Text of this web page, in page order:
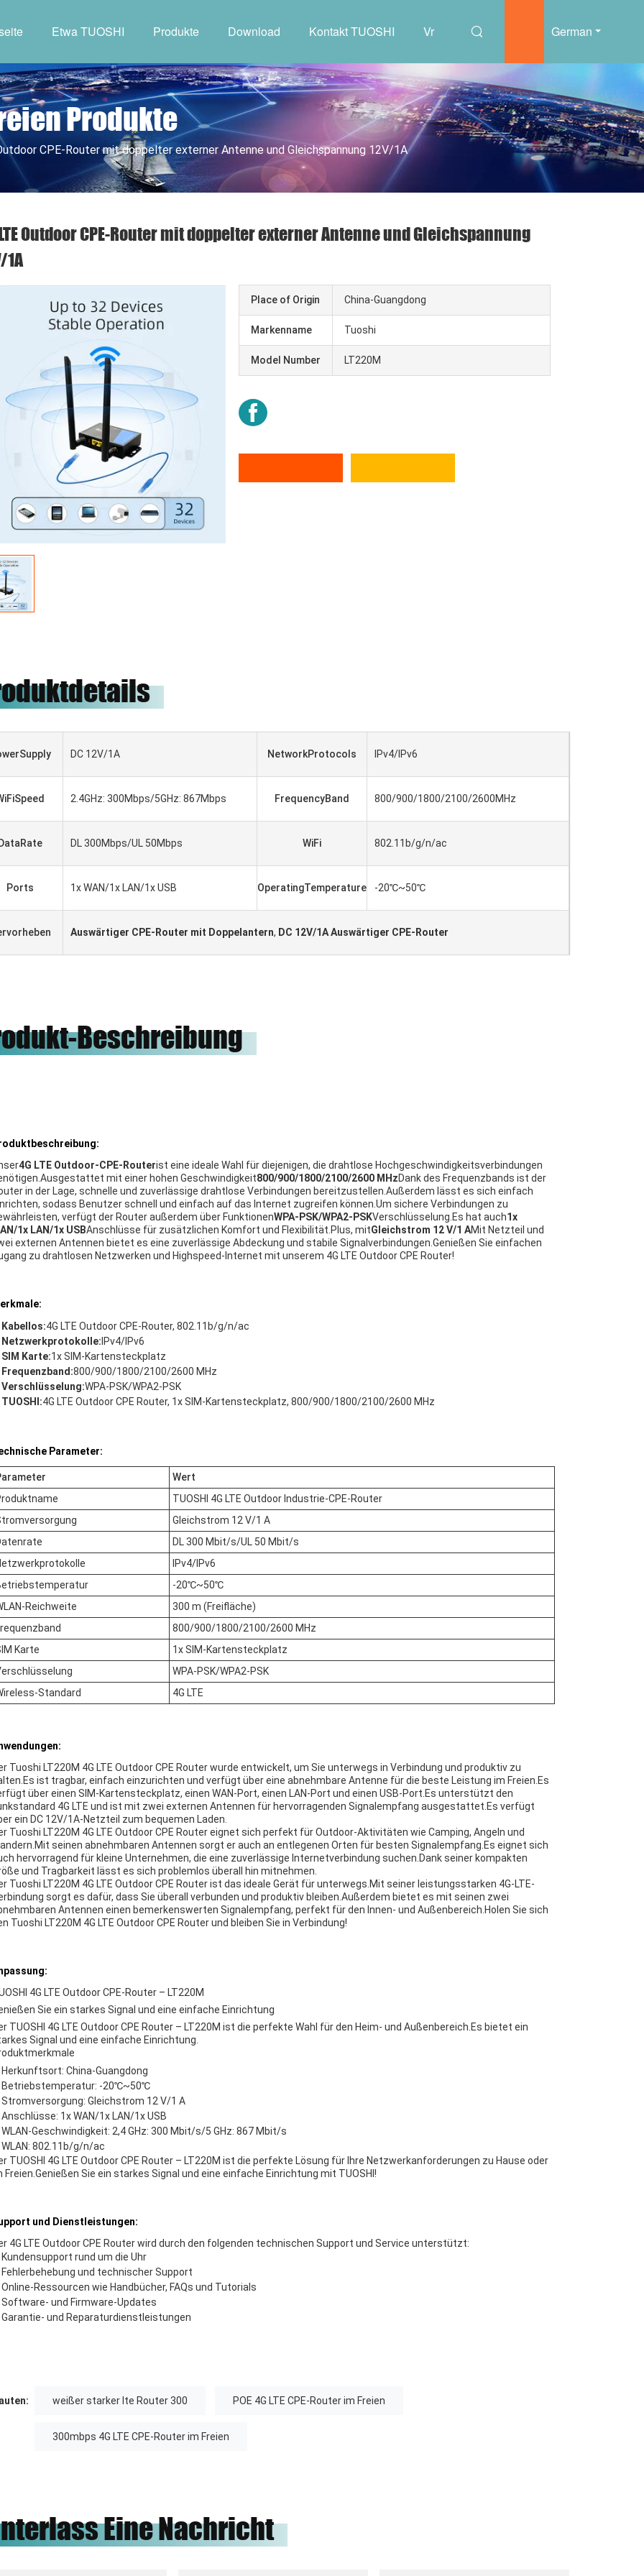
German
Etwa TUOSHI Produkte Download Kontakt TUOSHI Vr
Produkte
CPE-Router mit doppelter externer Antenne und Gleichspannung 12V/1A
Gabriel Haddad
mit zusammen für 5 Jahre, sie
Outdoor CPE-Router mit doppelter externer Antenne und Gleichspannung
1A
Place of Origin China-Guangdong
Markenname Tuoshi
Model Number LT220M
DC 12V/1A NetworkProtocols IPv4/IPv6
2.4GHz: 300Mbps/5GHz: 867Mbps FrequencyBand 800/900/1800/2100/2600MHz
DataRate DL 300Mbps/UL 50Mbps WiFi 802.11b/g/n/ac
Ports 1x WAN/1x LAN/1x USB OperatingTemperature -20℃~50℃
Auswärtiger CPE-Router mit Doppelantern, DC 12V/1A Auswärtiger CPE-Router
Beschreibung
4G LTE Outdoor-CPE-Routerist eine ideale Wahl für diejenigen, die drahtlose Hochgeschwindigkeitsverbindungen
mit einer hohen Geschwindigkeit800/900/1800/2100/2600 MHzDank des Frequenzbands ist der
in der Lage, schnelle und zuverlässige drahtlose Verbindungen bereitzustellen.Außerdem lässt es sich einfach
sodass Benutzer schnell und einfach auf das Internet zugreifen können.Um sichere Verbindungen zu
verfügt der Router außerdem über FunktionenWPA-PSK/WPA2-PSKVerschlüsselung.Es hat auch1x
1x LAN/1x USBAnschlüsse für zusätzlichen Komfort und Flexibilität.Plus, mitGleichstrom 12 V/1 AMit Netzteil und
externen Antennen bietet es eine zuverlässige Abdeckung und stabile Signalverbindungen.Genießen Sie einfachen
zu drahtlosen Netzwerken und Highspeed-Internet mit unserem 4G LTE Outdoor CPE Router!
Kabellos:4G LTE Outdoor CPE-Router, 802.11b/g/n/ac
Netzwerkprotokolle: IPv4/IPv6
SIM Karte:1x SIM-Kartensteckplatz
Frequenzband:800/900/1800/2100/2600 MHz
Verschlüsselung:WPA-PSK/WPA2-PSK
TUOSHI:4G LTE Outdoor CPE Router, 1x SIM-Kartensteckplatz, 800/900/1800/2100/2600 MHz
Parameter:
Wert
TUOSHI 4G LTE Outdoor Industrie-CPE-Router
Gleichstrom 12 V/1 A
DL 300 Mbit/s/UL 50 Mbit/s
IPv4/IPv6
-20℃~50℃
Reichweite
300 m (Freifläche)
800/900/1800/2100/2600 MHz
Karte
1x SIM-Kartensteckplatz
WPA-PSK/WPA2-PSK
Standard
4G LTE
Tuoshi LT220M 4G LTE Outdoor CPE Router wurde entwickelt, um Sie unterwegs in Verbindung und produktiv zu
ist tragbar, einfach einzurichten und verfügt über eine abnehmbare Antenne für die beste Leistung im Freien.Es
über einen SIM-Kartensteckplatz, einen WAN-Port, einen LAN-Port und einen USB-Port.Es unterstützt den
4G LTE und ist mit zwei externen Antennen für hervorragenden Signalempfang ausgestattet.Es verfügt
ein DC 12V/1A-Netzteil zum bequemen Laden.
Tuoshi LT220M 4G LTE Outdoor CPE Router eignet sich perfekt für Outdoor-Aktivitäten wie Camping, Angeln und
seinen abnehmbaren Antennen sorgt er auch an entlegenen Orten für besten Signalempfang.Es eignet sich
hervorragend für kleine Unternehmen, die eine zuverlässige Internetverbindung suchen.Dank seiner kompakten
und Tragbarkeit lässt es sich problemlos überall hin mitnehmen.
Tuoshi LT220M 4G LTE Outdoor CPE Router ist das ideale Gerät für unterwegs.Mit seiner leistungsstarken 4G-LTE-
sorgt es dafür, dass Sie überall verbunden und produktiv bleiben.Außerdem bietet es mit seinen zwei
Antennen einen bemerkenswerten Signalempfang, perfekt für den Innen- und Außenbereich.Holen Sie sich
Tuoshi LT220M 4G LTE Outdoor CPE Router und bleiben Sie in Verbindung!
4G LTE Outdoor CPE-Router – LT220M
Sie ein starkes Signal und eine einfache Einrichtung
TUOSHI 4G LTE Outdoor CPE Router – LT220M ist die perfekte Wahl für den Heim- und Außenbereich.Es bietet ein
Signal und eine einfache Einrichtung.
Herkunftsort: China-Guangdong
Betriebstemperatur: -20℃~50℃
Stromversorgung: Gleichstrom 12 V/1 A
Anschlüsse: 1x WAN/1x LAN/1x USB
WLAN-Geschwindigkeit: 2,4 GHz: 300 Mbit/s/5 GHz: 867 Mbit/s
WLAN: 802.11b/g/n/ac
TUOSHI 4G LTE Outdoor CPE Router – LT220M ist die perfekte Lösung für Ihre Netzwerkanforderungen zu Hause oder
Freien.Genießen Sie ein starkes Signal und eine einfache Einrichtung mit TUOSHI!
und Dienstleistungen:
4G LTE Outdoor CPE Router wird durch den folgenden technischen Support und Service unterstützt:
Kundensupport rund um die Uhr
Fehlerbehebung und technischer Support
Online-Ressourcen wie Handbücher, FAQs und Tutorials
Software- und Firmware-Updates
Garantie- und Reparaturdienstleistungen
weißer starker lte Router 300 POE 4G LTE CPE-Router im Freien
300mbps 4G LTE CPE-Router im Freien
Eine Nachricht